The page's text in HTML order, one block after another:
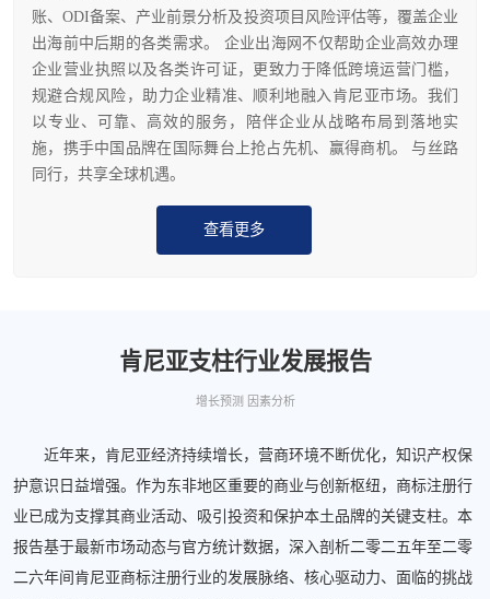
账、ODI备案、产业前景分析及投资项目风险评估等，覆盖企业
出海前中后期的各类需求。 企业出海网不仅帮助企业高效办理
企业营业执照以及各类许可证，更致力于降低跨境运营门槛，
规避合规风险，助力企业精准、顺利地融入肯尼亚市场。我们
以专业、可靠、高效的服务，陪伴企业从战略布局到落地实
施，携手中国品牌在国际舞台上抢占先机、赢得商机。 与丝路
同行，共享全球机遇。
查看更多
肯尼亚支柱行业发展报告
增长预测 因素分析
近年来，肯尼亚经济持续增长，营商环境不断优化，知识产权保
护意识日益增强。作为东非地区重要的商业与创新枢纽，商标注册行
业已成为支撑其商业活动、吸引投资和保护本土品牌的关键支柱。本
报告基于最新市场动态与官方统计数据，深入剖析二零二五年至二零
二六年间肯尼亚商标注册行业的发展脉络、核心驱动力、面临的挑战